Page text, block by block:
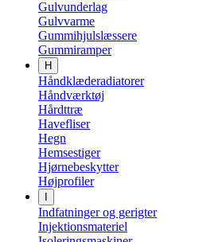
Gulvunderlag
Gulvvarme
Gummihjulslæssere
Gummiramper
H
Håndklæderadiatorer
Håndværktøj
Hårdttræ
Havefliser
Hegn
Hemsestiger
Hjørnebeskytter
Højprofiler
Indfatninger og gerigter
Injektionsmateriel